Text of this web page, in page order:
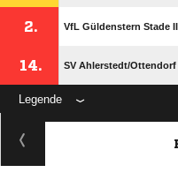
2. VfL Güldenstern Stade II
14. SV Ahlerstedt/​Ottendorf
Legende